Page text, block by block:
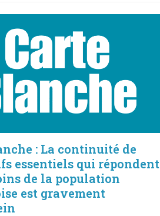
: La continuité de
essentiels qui répondent
de la population
est gravement